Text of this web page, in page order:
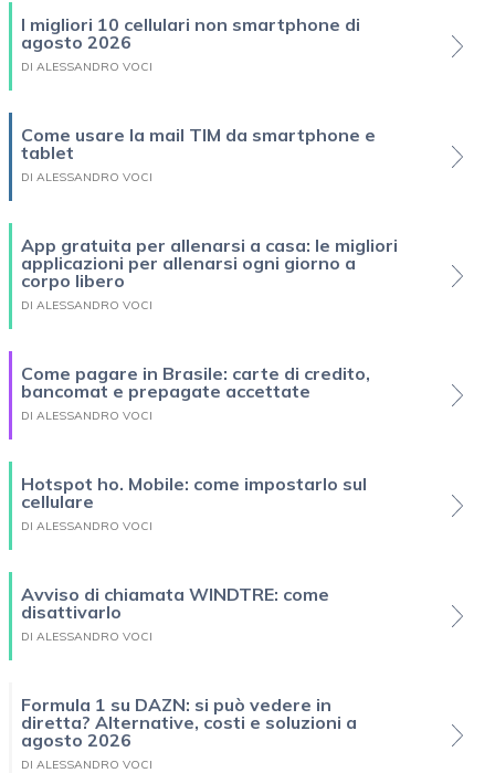
I migliori 10 cellulari non smartphone di
agosto 2026
DI ALESSANDRO VOCI
Come usare la mail TIM da smartphone e
tablet
DI ALESSANDRO VOCI
App gratuita per allenarsi a casa: le migliori
applicazioni per allenarsi ogni giorno a
corpo libero
DI ALESSANDRO VOCI
Come pagare in Brasile: carte di credito,
bancomat e prepagate accettate
DI ALESSANDRO VOCI
Hotspot ho. Mobile: come impostarlo sul
cellulare
DI ALESSANDRO VOCI
Avviso di chiamata WINDTRE: come
disattivarlo
DI ALESSANDRO VOCI
Formula 1 su DAZN: si può vedere in
diretta? Alternative, costi e soluzioni a
agosto 2026
DI ALESSANDRO VOCI